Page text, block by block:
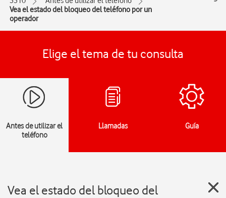
Vea el estado del bloqueo del teléfono por un
operador
Elige el tema de tu consulta
Antes de utilizar el
teléfono
Llamadas Guía
Vea el estado del bloqueo del